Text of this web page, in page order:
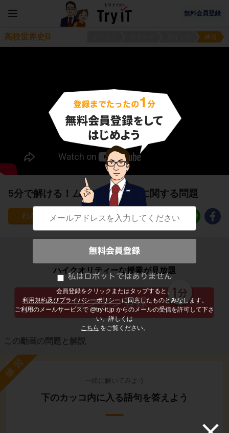
無料会員登録
会員登録をクリックまたはタップすると、
利用規約及びプライバシーポリシー に同意したものとみなします。
ご利用のメールサービスで @try-it.jp からのメールの受信を許可して下さ
い。詳しくは
こちら をご覧ください。
高校世界史B 練習
5分で解ける！ムハンマド時代に関する問題
34
子どもの勉強から大人の学び直しまで
ハイクオリティーな授業が見放題
この動画の問題と解説
練習
一緒に解いてみよう
下のカッコ内に入る語句を答えよう